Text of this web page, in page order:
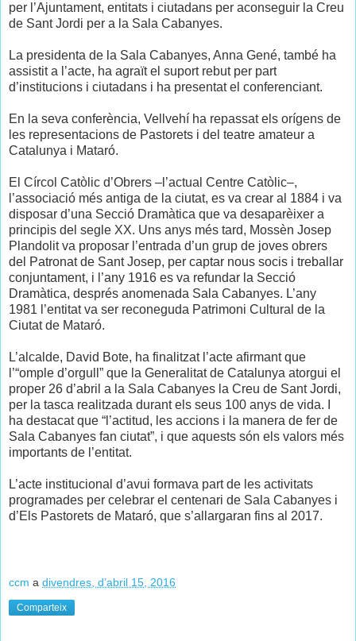
per l’Ajuntament, entitats i ciutadans per aconseguir la Creu
de Sant Jordi per a la Sala Cabanyes.
La presidenta de la Sala Cabanyes, Anna Gené, també ha
assistit a l’acte, ha agraït el suport rebut per part
d’institucions i ciutadans i ha presentat el conferenciant.
En la seva conferència, Vellvehí ha repassat els orígens de
les representacions de Pastorets i del teatre amateur a
Catalunya i Mataró.
El Círcol Catòlic d’Obrers –l’actual Centre Catòlic–,
l’associació més antiga de la ciutat, es va crear al 1884 i va
disposar d’una Secció Dramàtica que va desaparèixer a
principis del segle XX. Uns anys més tard, Mossèn Josep
Plandolit va proposar l’entrada d’un grup de joves obrers
del Patronat de Sant Josep, per captar nous socis i treballar
conjuntament, i l’any 1916 es va refundar la Secció
Dramàtica, després anomenada Sala Cabanyes. L’any
1981 l’entitat va ser reconeguda Patrimoni Cultural de la
Ciutat de Mataró.
L’alcalde, David Bote, ha finalitzat l’acte afirmant que
l’“omple d’orgull” que la Generalitat de Catalunya atorgui el
proper 26 d’abril a la Sala Cabanyes la Creu de Sant Jordi,
per la tasca realitzada durant els seus 100 anys de vida. I
ha destacat que “l’actitud, les accions i la manera de fer de
Sala Cabanyes fan ciutat”, i que aquests són els valors més
importants de l’entitat.
L’acte institucional d’avui formava part de les activitats
programades per celebrar el centenari de Sala Cabanyes i
d’Els Pastorets de Mataró, que s’allargaran fins al 2017.
ccm a divendres, d’abril 15, 2016
Comparteix